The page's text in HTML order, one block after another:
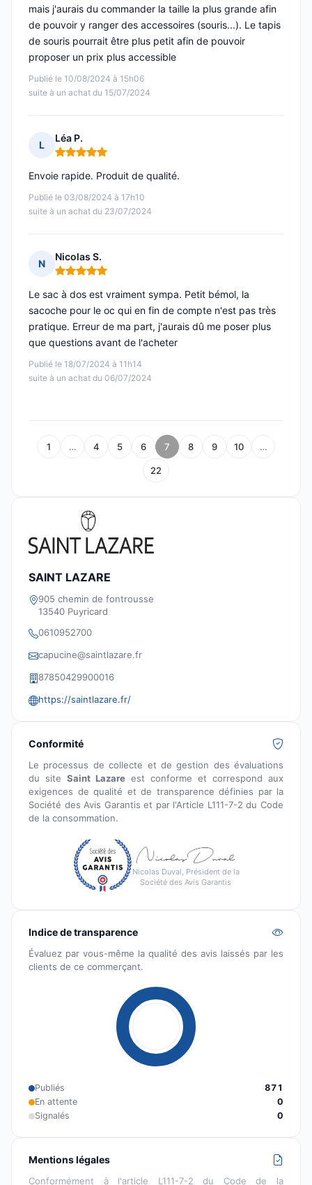
Publié le 10/08/2024 à 15h06
suite à un achat du 15/07/2024
mais j'aurais du commander la taille la plus grande afin
de pouvoir y ranger des accessoires (souris...). Le tapis
de souris pourrait être plus petit afin de pouvoir
proposer un prix plus accessible
L
Léa P.
Note : 5 sur 5
Publié le 03/08/2024 à 17h10
suite à un achat du 23/07/2024
Envoie rapide. Produit de qualité.
N
Nicolas S.
Note : 5 sur 5
Publié le 18/07/2024 à 11h14
suite à un achat du 06/07/2024
Le sac à dos est vraiment sympa. Petit bémol, la
sacoche pour le oc qui en fin de compte n'est pas très
pratique. Erreur de ma part, j'aurais dû me poser plus
que questions avant de l'acheter
1 … 4 5 6 7 8 9 10 …
22
SAINT LAZARE
905 chemin de fontrousse
13540 Puyricard
0610952700
capucine@saintlazare.fr
87850429900016
https://saintlazare.fr/
Conformité
Le processus de collecte et de gestion des évaluations
du site Saint Lazare est conforme et correspond aux
exigences de qualité et de transparence définies par la
Société des Avis Garantis et par l'Article L111-7-2 du Code
de la consommation.
Nicolas Duval, Président de la
Société des Avis Garantis
Indice de transparence
Évaluez par vous-même la qualité des avis laissés par les
clients de ce commerçant.
Publiés
871
En attente
0
Signalés
0
Mentions légales
Conformément à l'article L111-7-2 du Code de la